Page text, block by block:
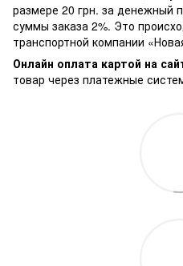
размере 20 грн. за денежный
суммы заказа 2%. Это
транспортной компании
Онлайн оплата картой на
товар через платежные